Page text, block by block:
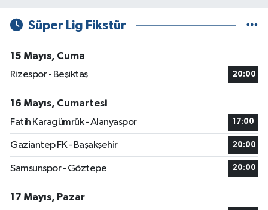
Süper Lig Fikstür
15 Mayıs, Cuma
Rizespor - Beşiktaş
20:00
16 Mayıs, Cumartesi
Fatih Karagümrük - Alanyaspor
17:00
Gaziantep FK - Başakşehir 20:00
Samsunspor - Göztepe 20:00
17 Mayıs, Pazar